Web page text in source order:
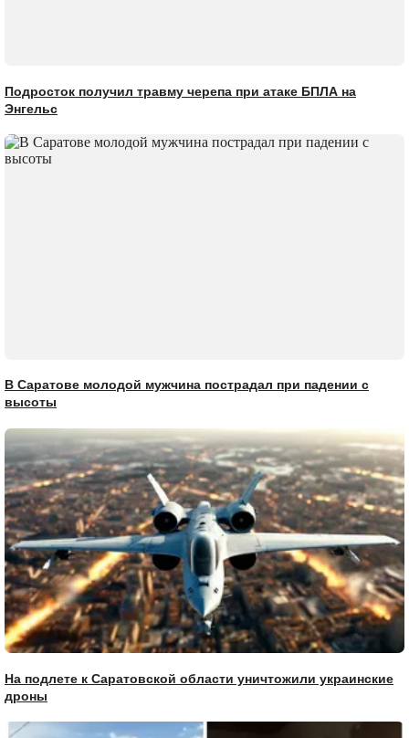
Подросток получил травму черепа при атаке БПЛА на
Энгельс
В Саратове молодой мужчина пострадал при падении с
высоты
На подлете к Саратовской области уничтожили украинские
дроны